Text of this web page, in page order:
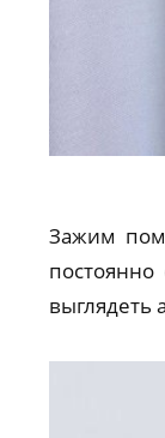
Зажим
выглядеть